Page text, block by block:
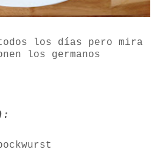
los días pero mira
los germanos